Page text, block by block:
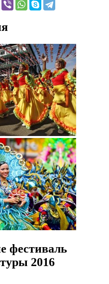
фестиваль
2016